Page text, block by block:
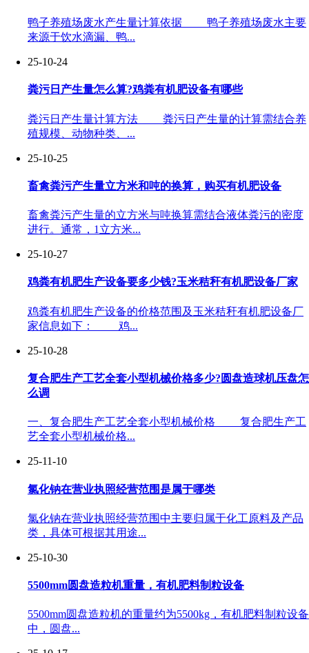
鸭子养殖场废水产生量计算依据 鸭子养殖场废水主要
来源于饮水滴漏、鸭...
25-10-24
粪污日产生量怎么算?鸡粪有机肥设备有哪些
粪污日产生量计算方法 粪污日产生量的计算需结合养
殖规模、动物种类、...
25-10-25
畜禽粪污产生量立方米和吨的换算，购买有机肥设备
畜禽粪污产生量的立方米与吨换算需结合液体粪污的密度
进行。通常，1立方米...
25-10-27
鸡粪有机肥生产设备要多少钱?玉米秸秆有机肥设备厂家
鸡粪有机肥生产设备的价格范围及玉米秸秆有机肥设备厂
家信息如下： 鸡...
25-10-28
复合肥生产工艺全套小型机械价格多少?圆盘造球机压盘怎
么调
一、复合肥生产工艺全套小型机械价格 复合肥生产工
艺全套小型机械价格...
25-11-10
氯化钠在营业执照经营范围是属于哪类
氯化钠在营业执照经营范围中主要归属于化工原料及产品
类，具体可根据其用途...
25-10-30
5500mm圆盘造粒机重量，有机肥料制粒设备
5500mm圆盘造粒机的重量约为5500kg，有机肥料制粒设备
中，圆盘...